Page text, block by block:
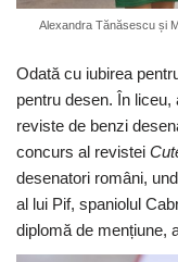
Alexandra Tănăsescu și
Odată cu iubirea
pentru desen. În liceu,
reviste de benzi
concurs al revistei
desenatori români,
al lui Pif, spaniolul
diplomă de mențiune,